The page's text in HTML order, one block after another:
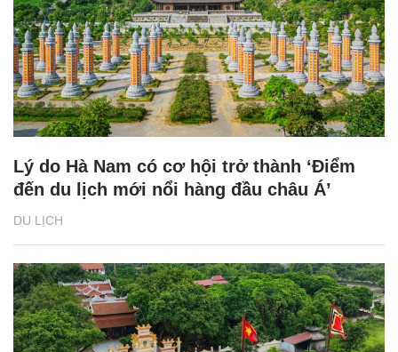
DU LỊCH
Lý do Hà Nam có cơ hội trở thành ‘Điểm
đến du lịch mới nổi hàng đầu châu Á’